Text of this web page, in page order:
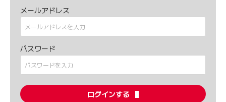
メールアドレス
パスワード
ログインする